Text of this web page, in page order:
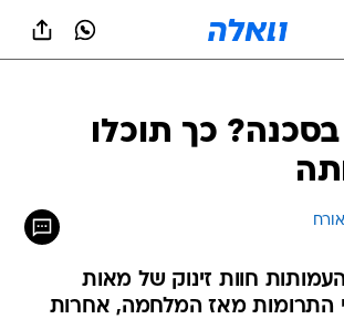
כך תוכלו
חוות זינוק של מאות
התרומות מאז המלחמה, אחרות